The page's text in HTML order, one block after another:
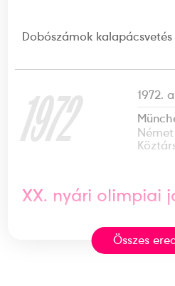
Dobószámok kalapácsvetés
1972
1972.
XX. nyári olimpiai
Dobószámok kalapácsvetés
Összes